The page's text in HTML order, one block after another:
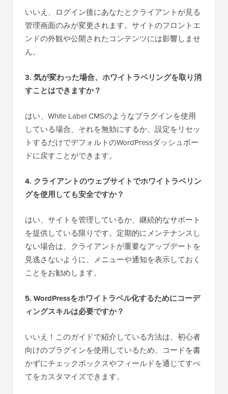
いいえ、ログイン後にあなたとクライアントが見る
管理画面のみが変更されます。サイトのフロントエ
ンドの外観や公開されたコンテンツには影響しませ
ん。
3. 気が変わった場合、ホワイトラベリングを取り消
すことはできますか？
はい、White Label CMSのようなプラグインを使用
している場合、それを無効にするか、設定をリセッ
トするだけでデフォルトのWordPressダッシュボー
ドに戻すことができます。
4. クライアントのウェブサイトでホワイトラベリン
グを使用しても安全ですか？
はい、サイトを管理しているか、継続的なサポート
を提供している限りです。定期的にメンテナンスし
ない場合は、クライアントが重要なアップデートを
見逃さないように、メニューや通知を表示しておく
ことをお勧めします。
5. WordPressをホワイトラベル化するためにコーデ
ィングスキルは必要ですか？
いいえ！このガイドで紹介している方法は、初心者
向けのプラグインを使用しているため、コードを書
かずにチェックボックスやフィールドを通じてすべ
てをカスタマイズできます。